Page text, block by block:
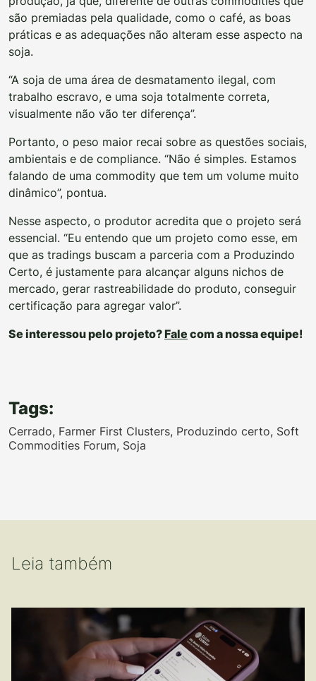
são premiadas pela qualidade, como o café, as boas
práticas e as adequações não alteram esse aspecto na
soja.
“A soja de uma área de desmatamento ilegal, com
trabalho escravo, e uma soja totalmente correta,
visualmente não vão ter diferença”.
Portanto, o peso maior recai sobre as questões sociais,
ambientais e de compliance. “Não é simples. Estamos
falando de uma commodity que tem um volume muito
dinâmico”, pontua.
Nesse aspecto, o produtor acredita que o projeto será
essencial. “Eu entendo que um projeto como esse, em
que as tradings buscam a parceria com a Produzindo
Certo, é justamente para alcançar alguns nichos de
mercado, gerar rastreabilidade do produto, conseguir
certificação para agregar valor”.
Se interessou pelo projeto?Fale com a nossa equipe!
Tags:
Cerrado, Farmer First Clusters, Produzindo certo, Soft
Commodities Forum, Soja
Leia também